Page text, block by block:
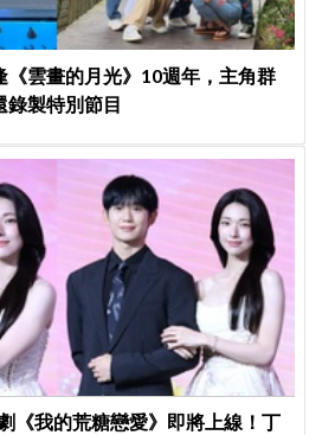
《雲畫的月光》10週年，主角群
錄製特別節目
《我的荒糖戀愛》即將上線！丁